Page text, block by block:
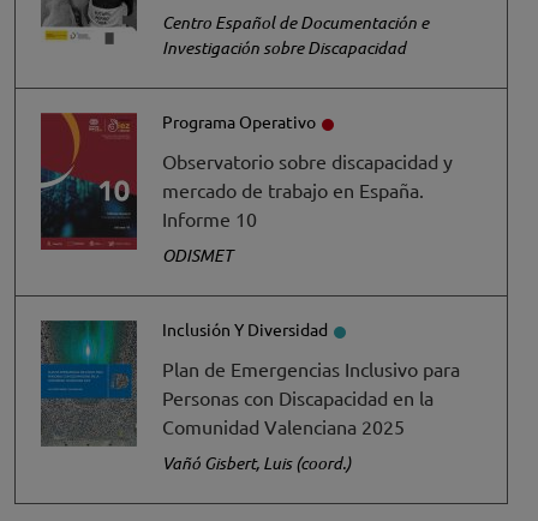
Centro Español de Documentación e
Investigación sobre Discapacidad
Programa Operativo
Observatorio sobre discapacidad y
mercado de trabajo en España.
Informe 10
ODISMET
Inclusión Y Diversidad
Plan de Emergencias Inclusivo para
Personas con Discapacidad en la
Comunidad Valenciana 2025
Vañó Gisbert, Luis (coord.)